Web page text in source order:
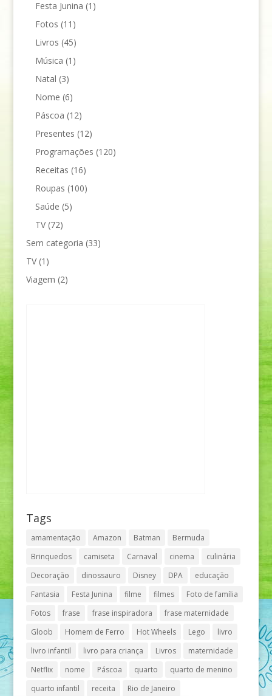
Festa Junina (1)
Fotos (11)
Livros (45)
Música (1)
Natal (3)
Nome (6)
Páscoa (12)
Presentes (12)
Programações (120)
Receitas (16)
Roupas (100)
Saúde (5)
TV(72)
Sem categoria (33)
TV(1)
Viagem (2)
Tags
amamentação Amazon Batman
Bermuda
Brinquedos
camiseta Carnaval cinema
culinária
Decoração
dinossauro Disney DPA
educação
Fantasia
Festa Junina filme filmes
Foto de família
Fotos
frase frase inspiradora
frase maternidade
Gloob
Homem de Ferro Hot Wheels Lego
livro
livro infantil
livro para criança Livros
maternidade
Netflix
nome Páscoa quarto
quarto de menino
quarto infantil
receita Rio de Janeiro